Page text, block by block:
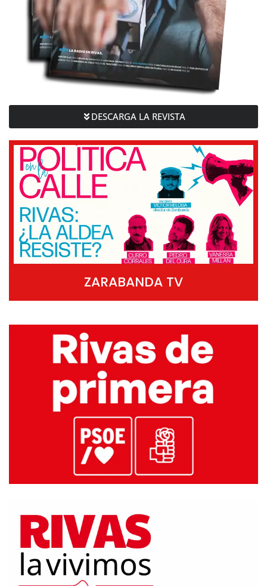
DESCARGA LA REVISTA
ZARABANDA TV